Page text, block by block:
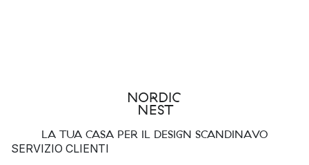
LA TUA CASA PER IL DESIGN SCANDINAVO
SERVIZIO CLIENTI